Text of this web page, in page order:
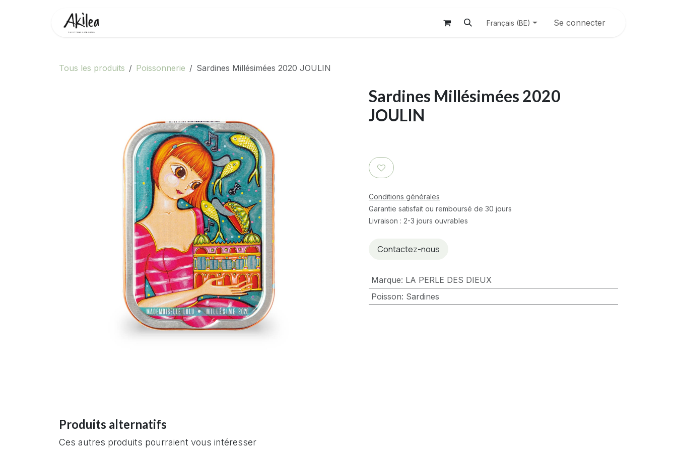
Français (BE) Se connecter
Tous les produits Poissonnerie Sardines Millésimées 2020 JOULIN
Sardines Millésimées 2020
JOULIN
Conditions générales
Garantie satisfait ou remboursé de 30 jours
Livraison : 2-3 jours ouvrables
Contactez-nous
Marque: LA PERLE DES DIEUX
Poisson: Sardines
Produits alternatifs
Ces autres produits pourraient vous intéresser